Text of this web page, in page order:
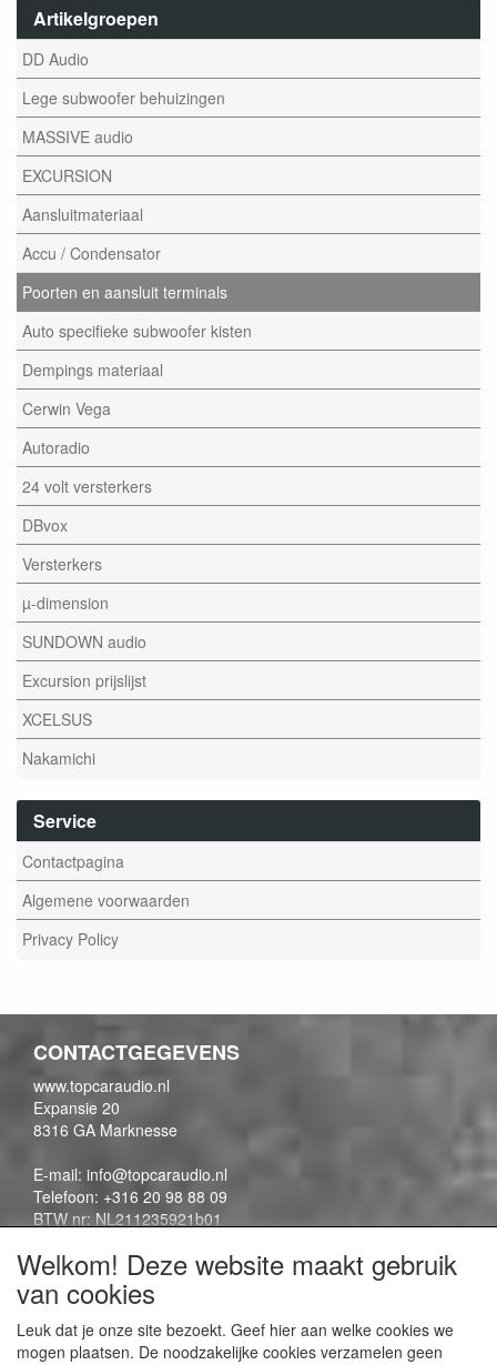
Artikelgroepen
DD Audio
Lege subwoofer behuizingen
MASSIVE audio
EXCURSION
Aansluitmateriaal
Accu / Condensator
Poorten en aansluit terminals
Auto specifieke subwoofer kisten
Dempings materiaal
Cerwin Vega
Autoradio
24 volt versterkers
DBvox
Versterkers
µ-dimension
SUNDOWN audio
Excursion prijslijst
XCELSUS
Nakamichi
Service
Contactpagina
Algemene voorwaarden
Privacy Policy
CONTACTGEGEVENS
www.topcaraudio.nl
Expansie 20
8316 GA Marknesse
E-mail: info@topcaraudio.nl
Telefoon: +316 20 98 88 09
BTW nr: NL211235921b01
CONTENTPAGINA'S
Welkom! Deze website maakt gebruik
van cookies
Leuk dat je onze site bezoekt. Geef hier aan welke cookies we
mogen plaatsen. De noodzakelijke cookies verzamelen geen